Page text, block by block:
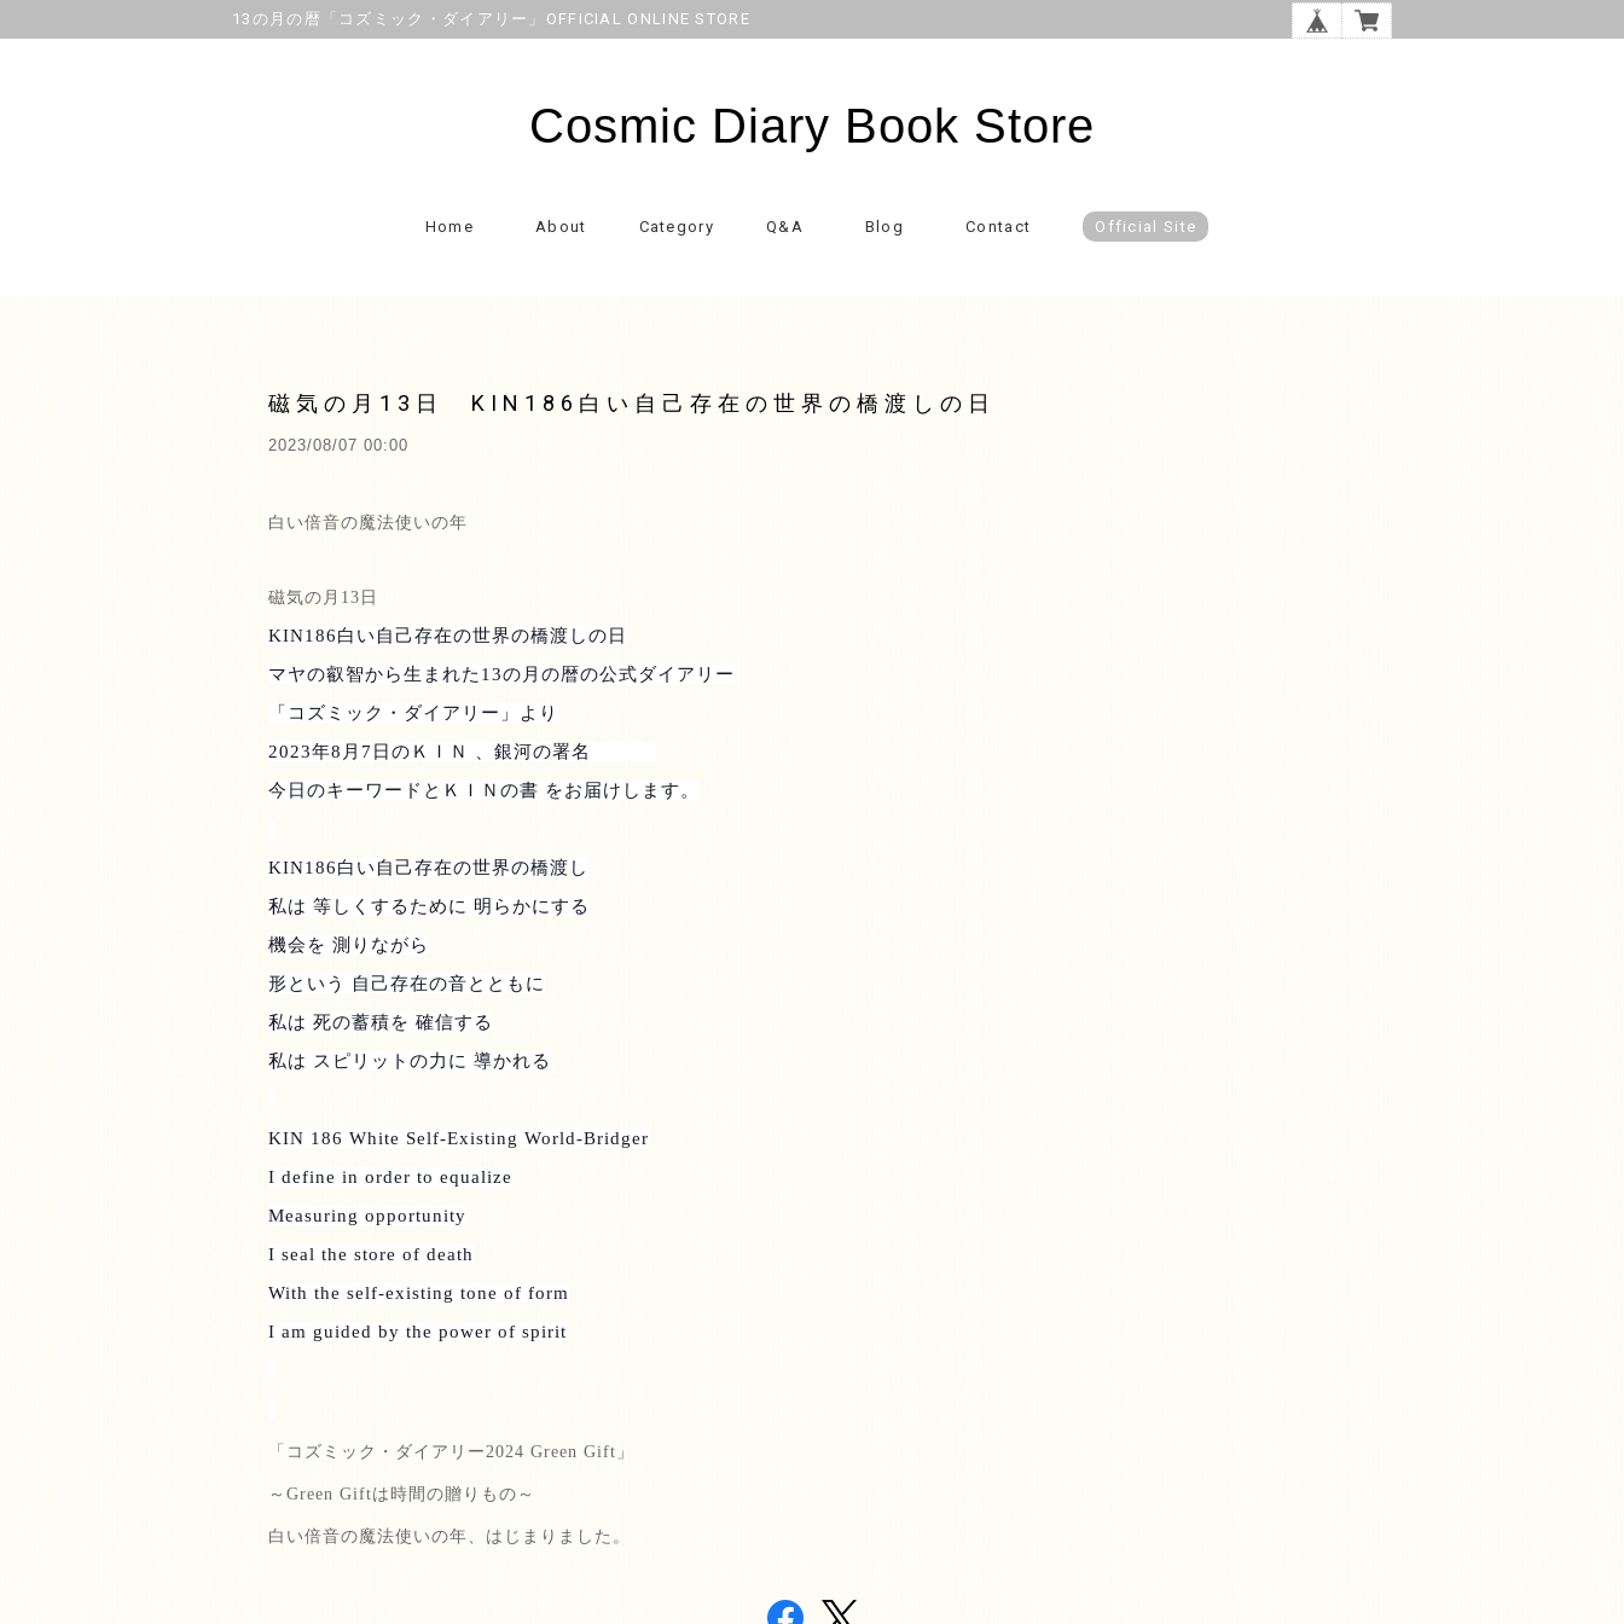
13の月の暦「コズミック・ダイアリー」OFFICIAL ONLINE STORE
Cosmic Diary Book Store
Home About Category Q&A Blog Contact Official Site
磁気の月13日 KIN186白い自己存在の世界の橋渡しの日
2023/08/07 00:00
白い倍音の魔法使いの年
磁気の月 13 日
KIN186白い自己存在の世界の橋渡しの日
マヤの叡智から生まれた 13の月の暦の公式ダイアリー
「コズミック・ダイアリー」より
2023年8 月 7 日のＫＩＮ 、銀河の署名
今日のキーワードとＫＩＮの書 をお届けします。
KIN186白い自己存在の世界の橋渡し
私は 等しくするために 明らかにする
機会を 測りながら
形という 自己存在の音とともに
私は 死の蓄積を 確信する
私は スピリットの力に 導かれる
KIN 186 White Self-Existing World-Bridger
I define in order to equalize
Measuring opportunity
I seal the store of death
With the self-existing tone of form
I am guided by the power of spirit
「コズミック・ダイアリー2024 Green Gift 」
～ Green Giftは時間の贈りもの～
白い倍音の魔法使いの年、はじまりました。